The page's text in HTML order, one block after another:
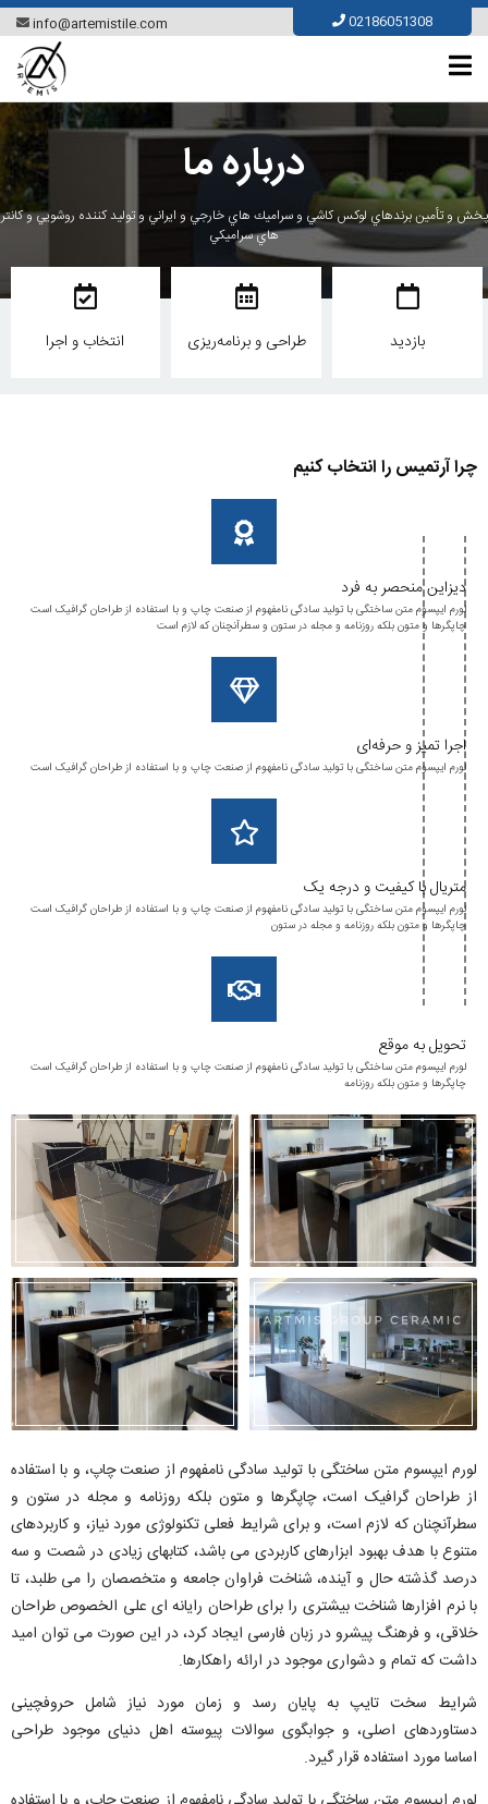
info@artemistile.com 02186051308
درباره ما
پخش و تأمين برندهاي لوكس كاشي و سراميك هاي خارجي و ايراني و توليد كننده روشويي و كانتر
هاي سراميكي
بازدید طراحی و برنامه‌ریزی انتخاب و اجرا
چرا آرتمیس را انتخاب کنیم
دیزاین منحصر به فرد
لورم ایپسوم متن ساختگی با تولید سادگی نامفهوم از صنعت چاپ و با استفاده از طراحان گرافیک است
چاپگرها و متون بلکه روزنامه و مجله در ستون و سطرآنچنان که لازم است
اجرا تمیز و حرفه‌ای
لورم ایپسوم متن ساختگی با تولید سادگی نامفهوم از صنعت چاپ و با استفاده از طراحان گرافیک است
متریال با کیفیت و درجه یک
لورم ایپسوم متن ساختگی با تولید سادگی نامفهوم از صنعت چاپ و با استفاده از طراحان گرافیک است
چاپگرها و متون بلکه روزنامه و مجله در ستون
تحویل به موقع
لورم ایپسوم متن ساختگی با تولید سادگی نامفهوم از صنعت چاپ و با استفاده از طراحان گرافیک است
چاپگرها و متون بلکه روزنامه
لورم ایپسوم متن ساختگی با تولید سادگی نامفهوم از صنعت چاپ، و با استفاده
از طراحان گرافیک است، چاپگرها و متون بلکه روزنامه و مجله در ستون و
سطرآنچنان که لازم است، و برای شرایط فعلی تکنولوژی مورد نیاز، و کاربردهای
متنوع با هدف بهبود ابزارهای کاربردی می باشد، کتابهای زیادی در شصت و سه
درصد گذشته حال و آینده، شناخت فراوان جامعه و متخصصان را می طلبد، تا
با نرم افزارها شناخت بیشتری را برای طراحان رایانه ای علی الخصوص طراحان
خلاقی، و فرهنگ پیشرو در زبان فارسی ایجاد کرد، در این صورت می توان امید
داشت که تمام و دشواری موجود در ارائه راهکارها.
شرایط سخت تایپ به پایان رسد و زمان مورد نیاز شامل حروفچینی
دستاوردهای اصلی، و جوابگوی سوالات پیوسته اهل دنیای موجود طراحی
اساسا مورد استفاده قرار گیرد.